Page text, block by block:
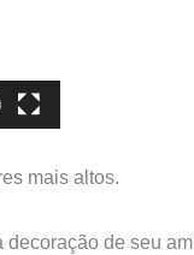
mais altos.
de seu